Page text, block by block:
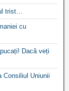
trist…
cu
Dacă veți
Consiliul Uniunii